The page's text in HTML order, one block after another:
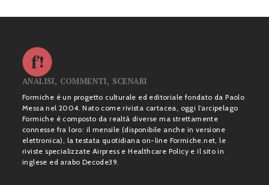
ANALISI, COMMENTI, SCENARI
Formiche è un progetto culturale ed editoriale fondato da Paolo
Messa nel 2004. Nato come rivista cartacea, oggi l’arcipelago
Formiche è composto da realtà diverse ma strettamente
connesse fra loro: il mensile (disponibile anche in versione
elettronica), la testata quotidiana on-line Formiche.net, le
riviste specializzate Airpress e Healthcare Policy e il sito in
inglese ed arabo Decode39.